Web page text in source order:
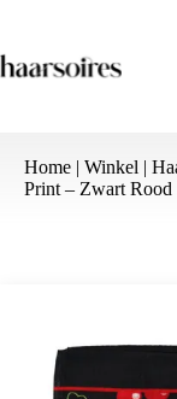
de
inhoud
Home | Winkel |
Print – Zwart Rood